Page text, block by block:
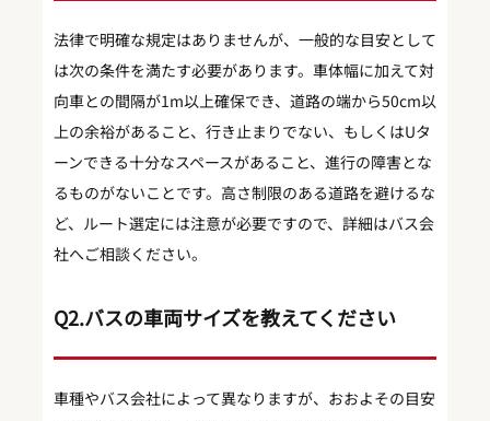
法律で明確な規定はありませんが、一般的な目安として
は次の条件を満たす必要があります。車体幅に加えて対
向車との間隔が1m以上確保でき、道路の端から50cm以
上の余裕があること、行き止まりでない、もしくはUタ
ーンできる十分なスペースがあること、進行の障害とな
るものがないことです。高さ制限のある道路を避けるな
ど、ルート選定には注意が必要ですので、詳細はバス会
社へご相談ください。
Q2.バスの車両サイズを教えてください
車種やバス会社によって異なりますが、おおよその目安